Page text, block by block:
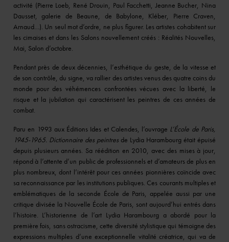
activité (Pierre Loeb, René Drouin, Paul Facchetti, Jeanne Bucher, Nina
Dausset, galerie de Beaune, de Babylone, Kléber, Pierre Craven,
Arnaud…). Un seul mot d’ordre, ne plus figurer. Les artistes cohabitent sur
les cimaises et dans les Salons nouvellement créés : Réalités Nouvelles,
Mai, Salon d’octobre.
Pendant près de deux décennies, l’esthétique du geste, de la vitesse et
de son contrôle, du signe, va rallier des artistes venus des quatre coins du
monde pour des véhémences confrontées vécues avec la liberté, le
risque et la jubilation qui caractérisent les peintres de ces années de
combat.
Paru en 1993 aux Éditions Ides et Calendes, l’ouvrage L’École de Paris,
1945-1965. Dictionnaire des peintres de Lydia Harambourg était épuisé
depuis plusieurs années. Sa réédition en 2010, avec des mises à jour,
répond à l’attente d’un public de professionnels et d’amateurs de plus en
plus nombreux, dont l’intérêt pour ces années pionnières coïncide avec
sa reconnaissance par les institutions publiques. Ces courants multiples et
emblématiques de la seconde École de Paris, appelée aussi par une
critique divisée la Nouvelle École de Paris, sont aujourd’hui entrés dans
l’histoire. L’historienne de l’art Lydia Harambourg a abordé pour la
première fois, sans ostracisme, cette diversité stylistique qui témoigne des
expressions multiples d’une exceptionnelle vitalité créatrice, qui va de